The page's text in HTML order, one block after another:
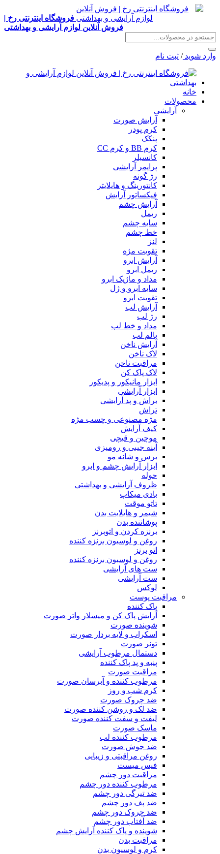
فروشگاه اینترنتی رخ |
فروش آنلاین لوازم آرایشی و بهداشتی
وارد شوید / ثبت نام
خانه
محصولات
آرایشی
آرایش صورت
کرم پودر
پنکک
کرم BB و کرم CC
کانسیلر
پرایمر آرایشی
رژ گونه
کانتورینگ و هایلایتر
فیکساتور آرایش
آرایش چشم
ریمل
سایه چشم
خط چشم
لنز
تقویت مژه
آرایش ابرو
ریمل ابرو
مداد و ماژیک ابرو
سایه ابرو و ژل
تقویت ابرو
آرایش لب
رژ لب
مداد و خط لب
بالم لب
آرایش ناخن
لاک ناخن
مراقبت ناخن
لاک پاک کن
ابزار مانیکور و پدیکور
ابزار آرایشی
براش و پد آرایشی
تراش
مژه مصنوعی و چسب مژه
کیف آرایش
موچین و قیچی
آینه جیبی و رومیزی
برس و شانه مو
ابزار آرایش چشم و ابرو
حوله
ظروف آرایشی و بهداشتی
بادی میکاپ
تاتو موقت
شیمر و هایلایت بدن
پوشاننده بدن
برنزه کردن و اتوبرنز
روغن و لوسیون برنزه کننده
اتو برنز
روغن و لوسیون برنزه کننده
ست های آرایشی
ست آرایشی
لوکس
مراقبت پوست
پاک کننده
آرایش پاک کن و میسلار واتر صورت
شوینده صورت
اسکراب و لایه بردار صورت
تونر صورت
دستمال مرطوب آرایشی
پنبه و پد پاک کننده
مراقبت صورت
مرطوب کننده و آبرسان صورت
کرم شب و روز
ضد چروک صورت
ضد لک و روشن کننده صورت
لیفت و سفت کننده صورت
ماسک صورت
مرطوب کننده لب
ضد جوش صورت
روغن مراقبتی و زیبایی
فیس میست
مراقبت دور چشم
مرطوب کننده دور چشم
ضد تیرگی دور چشم
ضد پف دور چشم
ضد چروک دور چشم
ضد آفتاب دور چشم
شوینده و پاک کننده آرایش چشم
مراقبت بدن
کرم و لوسیون بدن